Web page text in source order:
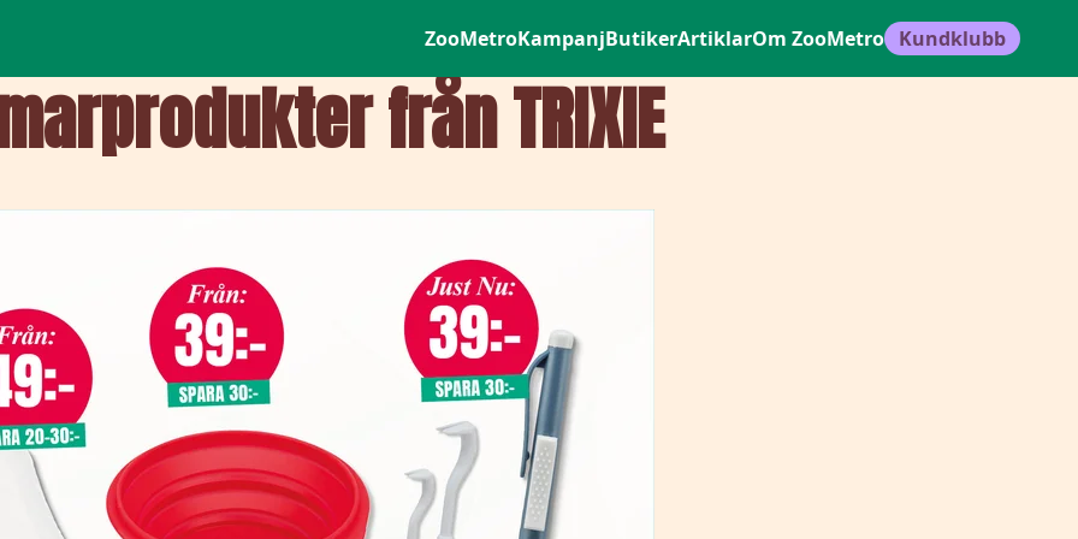
ZooMetroKampanjButikerArtiklarOm ZooMetro Kundklubb
från TRIXIE